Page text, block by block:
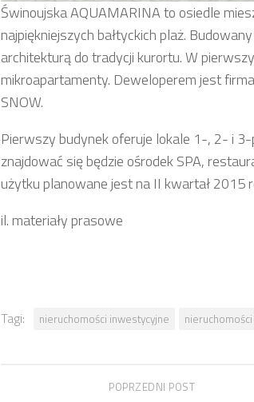
Świnoujska AQUAMARINA to osiedle
najpiękniejszych bałtyckich plaż.
architekturą do tradycji kurortu. W
mikroapartamenty. Deweloperem jest
SNOW.
Pierwszy budynek oferuje lokale 1-, 2- i
znajdować się będzie ośrodek SPA,
użytku planowane jest na II kwartał 2015
il. materiały prasowe
Tagi: nieruchomości inwestycyjne
POPRZEDNI POST